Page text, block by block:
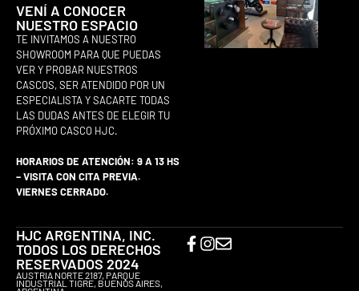
VENÍ A CONOCER
NUESTRO ESPACIO
TE INVITAMOS A NUESTRO
SHOWROOM PARA QUE PUEDAS
VER Y PROBAR NUESTROS
CASCOS, SER ATENDIDO POR UN
ESPECIALISTA Y SACARTE TODAS
LAS DUDAS ANTES DE ELEGIR TU
PRÓXIMO CASCO HJC.
HORARIOS DE ATENCIÓN: 9 A 13 HS
– VISITA CON CITA PREVIA.
VIERNES CERRADO.
HJC ARGENTINA, INC.
TODOS LOS DERECHOS
RESERVADOS 2024
AUSTRIA NORTE 2187, PARQUE
INDUSTRIAL TIGRE, BUENOS AIRES,